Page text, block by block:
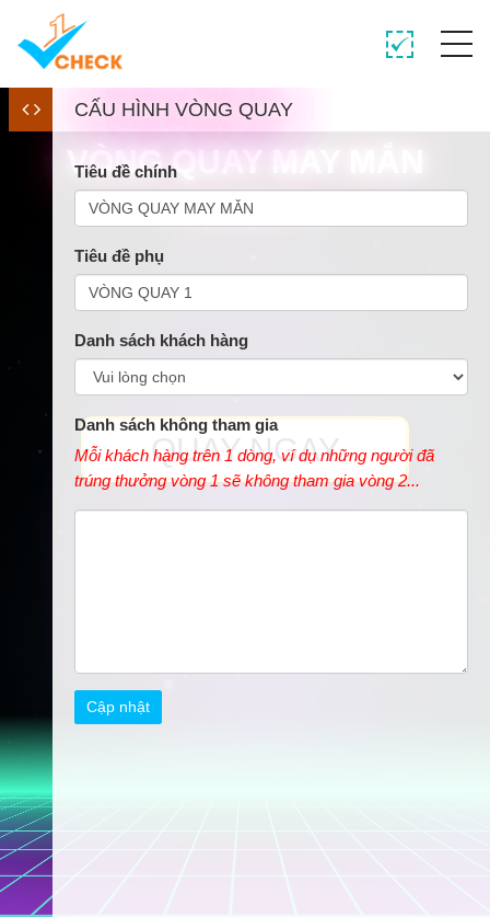
VÒNG QUAY MAY MẮN
VÒNG QUAY 1
QUAY NGAY
CẤU HÌNH VÒNG QUAY
Tiêu đề chính
Tiêu đề phụ
Danh sách khách hàng
Danh sách không tham gia
Mỗi khách hàng trên 1 dòng, ví dụ những người đã
trúng thưởng vòng 1 sẽ không tham gia vòng 2...
Cập nhật